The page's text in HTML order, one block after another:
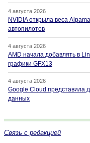
4 августа 2026
NVIDIA открыла веса
автопилотов
4 августа 2026
AMD начала добавлять в
графики GFX13
4 августа 2026
Google Cloud представила
данных
Связь с редакцией